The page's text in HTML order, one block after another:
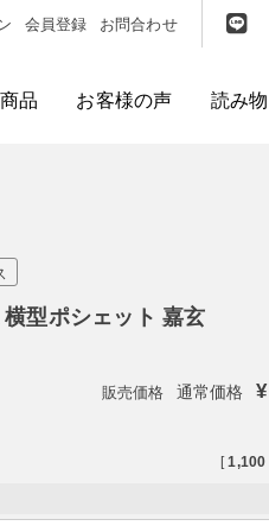
会員登録 お問合わせ
品 お客様の声 読み物
横型ポシェット 嘉玄
通常価格 ¥
[ 1,100